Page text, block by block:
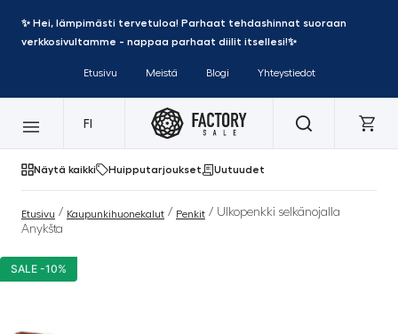
✨ Hei, lämpimästi tervetuloa! Parhaat tehdashinnat suoraan
verkkosivultamme - nappaa parhaat diilit itsellesi!✨
Etusivu Meistä Blogi Yhteystiedot
FI
Näytä kaikki Huipputarjoukset Uutuudet
Etusivu / Kaupunkihuonekalut / Penkit / Ulkopenkki selkänojalla
Anykšta
SALE -10%